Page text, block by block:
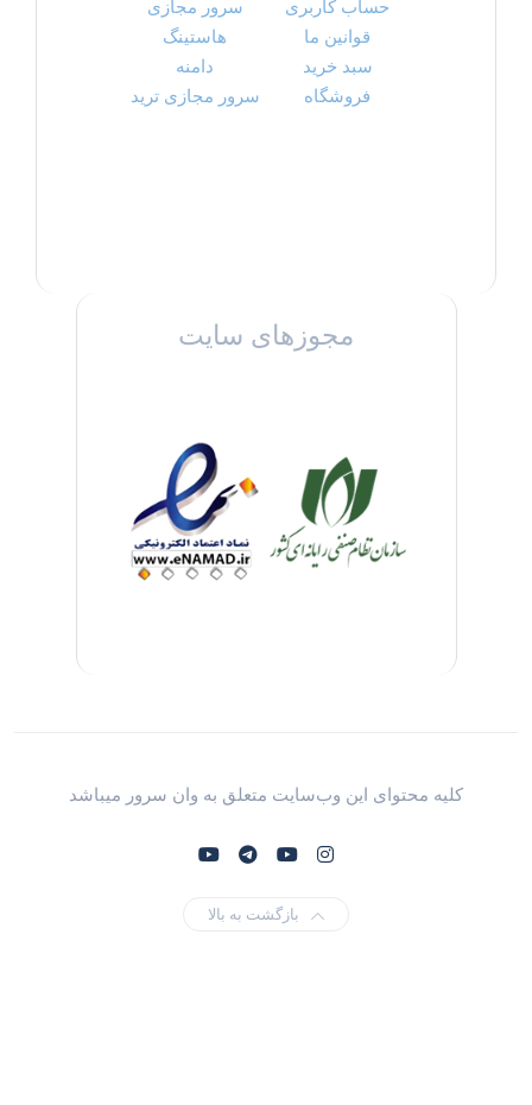
حساب کاربری
قوانین ما
سبد خرید
فروشگاه
سرور مجازی
هاستینگ
دامنه
سرور مجازی ترید
مجوزهای سایت
کلیه محتوای این وب‌سایت متعلق به وان سرور میباشد
بازگشت به بالا